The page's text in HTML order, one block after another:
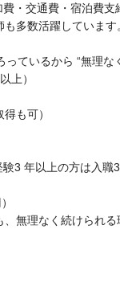
・交通費・宿泊費支
多数活躍しています
っているから “無理な
上）
も可）
3 年以上の方は入職3
無理なく続けられる